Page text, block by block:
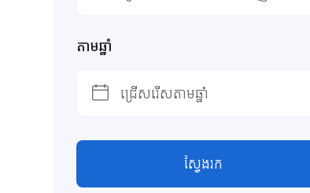
តាមឆ្នាំ
ជ្រើសរើសតាមឆ្នាំ
ស្វែងរក